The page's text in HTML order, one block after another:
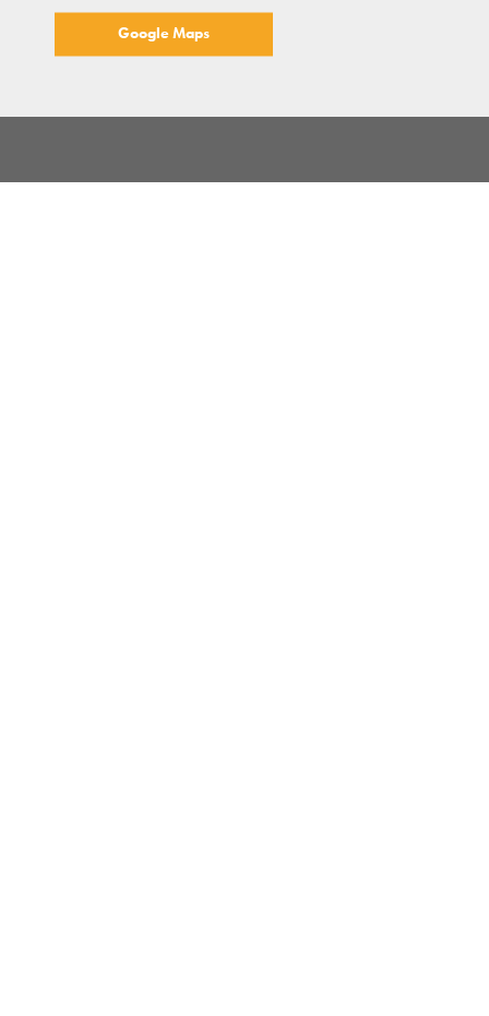
Google Maps